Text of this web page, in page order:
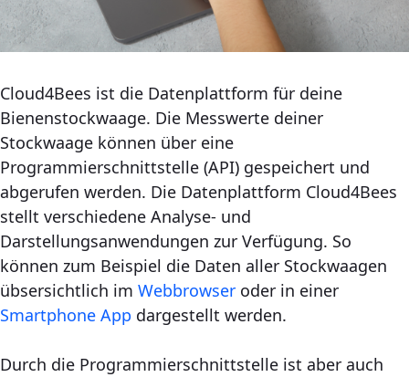
Cloud4Bees ist die Datenplattform für deine
Bienenstockwaage. Die Messwerte deiner
Stockwaage können über eine
Programmierschnittstelle (API) gespeichert und
abgerufen werden. Die Datenplattform Cloud4Bees
stellt verschiedene Analyse- und
Darstellungsanwendungen zur Verfügung. So
können zum Beispiel die Daten aller Stockwaagen
übsersichtlich im Webbrowser oder in einer
Smartphone App dargestellt werden.
Durch die Programmierschnittstelle ist aber auch